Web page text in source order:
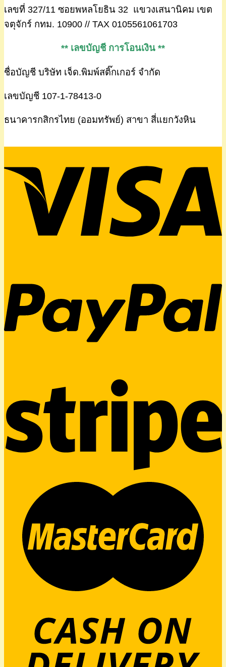
เลขที่ 327/11 ซอยพหลโยธิน 32 แขวงเสนานิคม เขต
จตุจักร์ กทม. 10900 // TAX 0105561061703
** เลขบัญชี การโอนเงิน **
ชื่อบัญชี บริษัท เจ็ด.พิมพ์สติ๊กเกอร์ จำกัด
เลขบัญชี 107-1-78413-0
ธนาคารกสิกรไทย (ออมทรัพย์) สาขา สี่แยกวังหิน